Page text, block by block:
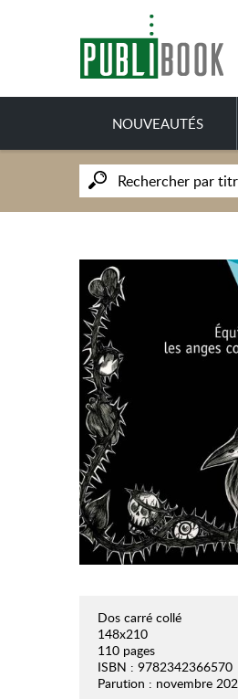
NOUVEAUTÉS
Dos carré collé
148x210
110 pages
ISBN : 9782342366570
Parution : novembre